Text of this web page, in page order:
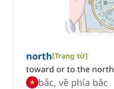
north[Trạng từ]
toward or to the north
bắc, về phía bắc